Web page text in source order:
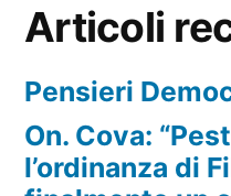
Articoli
Pensieri
On. Cova:
l’ordinanza di